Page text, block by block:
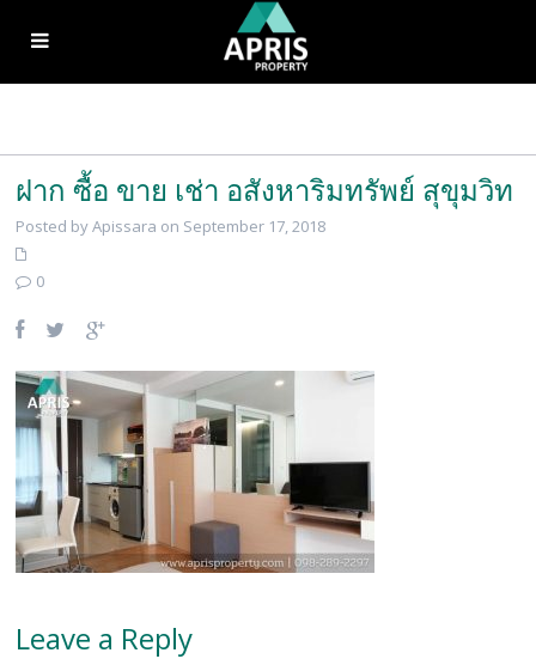
ฝาก ซื้อ ขาย เช่า อสังหาริมทรัพย์ สุขุมวิท
Posted by Apissara on September 17, 2018
0
Leave a Reply